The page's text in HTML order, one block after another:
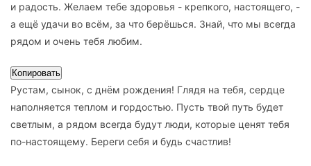
и радость. Желаем тебе здоровья - крепкого, настоящего, -
а ещё удачи во всём, за что берёшься. Знай, что мы всегда
рядом и очень тебя любим.
Копировать
Рустам, сынок, с днём рождения! Глядя на тебя, сердце
наполняется теплом и гордостью. Пусть твой путь будет
светлым, а рядом всегда будут люди, которые ценят тебя
по-настоящему. Береги себя и будь счастлив!